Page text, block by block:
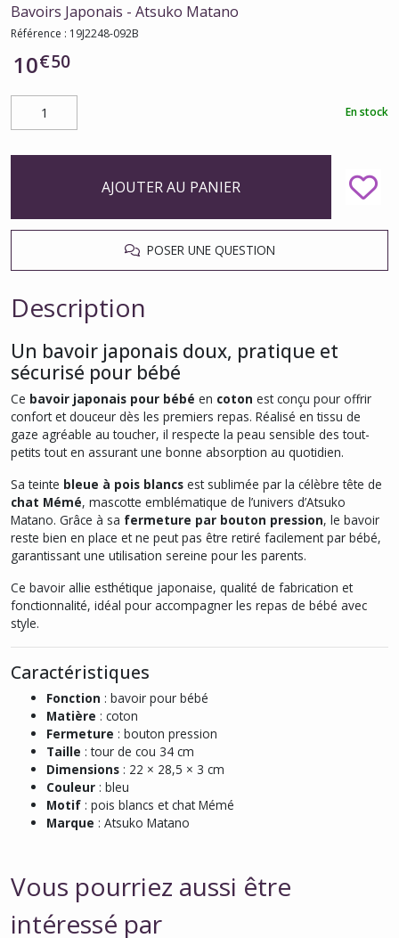
Bavoirs Japonais - Atsuko Matano
Référence : 19J2248-092B
10€50
En stock
AJOUTER AU PANIER
POSER UNE QUESTION
Description
Un bavoir japonais doux, pratique et
sécurisé pour bébé
Ce bavoir japonais pour bébé en coton est conçu pour offrir
confort et douceur dès les premiers repas. Réalisé en tissu de
gaze agréable au toucher, il respecte la peau sensible des tout-
petits tout en assurant une bonne absorption au quotidien.
Sa teinte bleue à pois blancs est sublimée par la célèbre tête de
chat Mémé, mascotte emblématique de l’univers d’Atsuko
Matano. Grâce à sa fermeture par bouton pression, le bavoir
reste bien en place et ne peut pas être retiré facilement par bébé,
garantissant une utilisation sereine pour les parents.
Ce bavoir allie esthétique japonaise, qualité de fabrication et
fonctionnalité, idéal pour accompagner les repas de bébé avec
style.
Caractéristiques
Fonction : bavoir pour bébé
Matière : coton
Fermeture : bouton pression
Taille : tour de cou 34 cm
Dimensions : 22 × 28,5 × 3 cm
Couleur : bleu
Motif : pois blancs et chat Mémé
Marque : Atsuko Matano
Vous pourriez aussi être
intéressé par